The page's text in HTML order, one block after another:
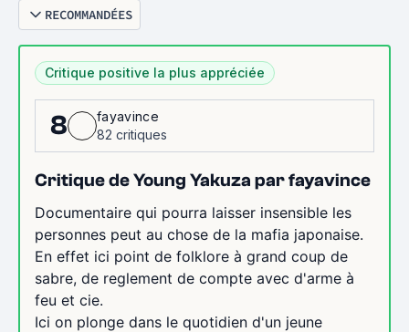
RECOMMANDÉES
Critique positive la plus appréciée
8
fayavince
82 critiques
Critique de Young Yakuza par fayavince
Documentaire qui pourra laisser insensible les
personnes peut au chose de la mafia japonaise.
En effet ici point de folklore à grand coup de
sabre, de reglement de compte avec d'arme à
feu et cie.
Ici on plonge dans le quotidien d'un jeune